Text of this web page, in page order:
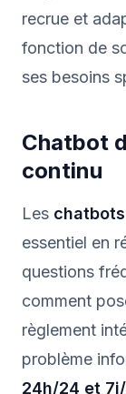
recrue et
fonction de
ses besoins
Chatbot
continu
Les
essentiel en
questions
comment
règlement
problème
24h/24 et